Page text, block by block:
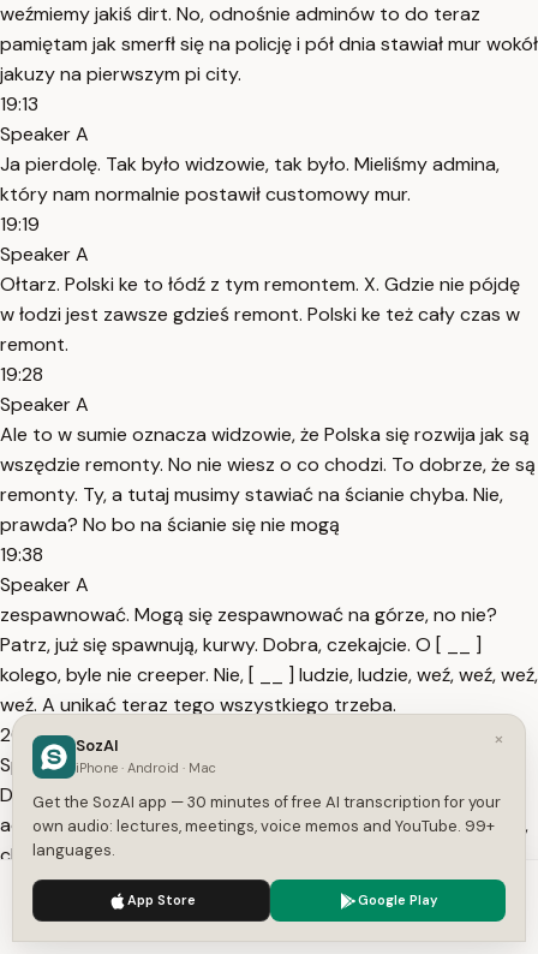
weźmiemy jakiś dirt. No, odnośnie adminów to do teraz
pamiętam jak smerfł się na policję i pół dnia stawiał mur wokół
jakuzy na pierwszym pi city.
19:13
Speaker A
Ja pierdolę. Tak było widzowie, tak było. Mieliśmy admina,
który nam normalnie postawił customowy mur.
19:19
Speaker A
Ołtarz. Polski ke to łódź z tym remontem. X. Gdzie nie pójdę
w łodzi jest zawsze gdzieś remont. Polski ke też cały czas w
remont.
19:28
Speaker A
Ale to w sumie oznacza widzowie, że Polska się rozwija jak są
wszędzie remonty. No nie wiesz o co chodzi. To dobrze, że są
remonty. Ty, a tutaj musimy stawiać na ścianie chyba. Nie,
prawda? No bo na ścianie się nie mogą
19:38
Speaker A
zespawnować. Mogą się zespawnować na górze, no nie?
Patrz, już się spawnują, kurwy. Dobra, czekajcie. O [ __ ]
kolego, byle nie creeper. Nie, [ __ ] ludzie, ludzie, weź, weź, weź,
weź. A unikać teraz tego wszystkiego trzeba.
20:01
Speaker A
Dobra, chyba git jest. Chyba jest git. Ej, dobra. To, że ten
admin to zreinforsował, widzowie, jest trzeba to powiedzieć,
chłop jestwa legendą. Nie, ty, ale ja nawet nie wiedziałem, że
tak można, że można poprosić normalnie se admina. A wiecie
kto jeszcze tak nie
20:16
We use cookies to enhance your experience.
×
SozAI
iPhone · Android · Mac
Get the SozAI app — 30 minutes of free AI transcription for your
own audio: lectures, meetings, voice memos and YouTube. 99+
languages.
App Store Google Play